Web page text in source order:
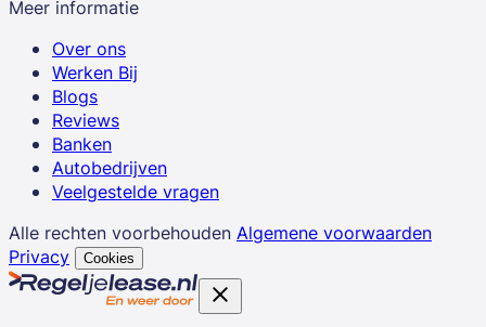
Meer informatie
Over ons
Werken Bij
Blogs
Reviews
Banken
Autobedrijven
Veelgestelde vragen
Alle rechten voorbehouden Algemene voorwaarden
Privacy
Cookies